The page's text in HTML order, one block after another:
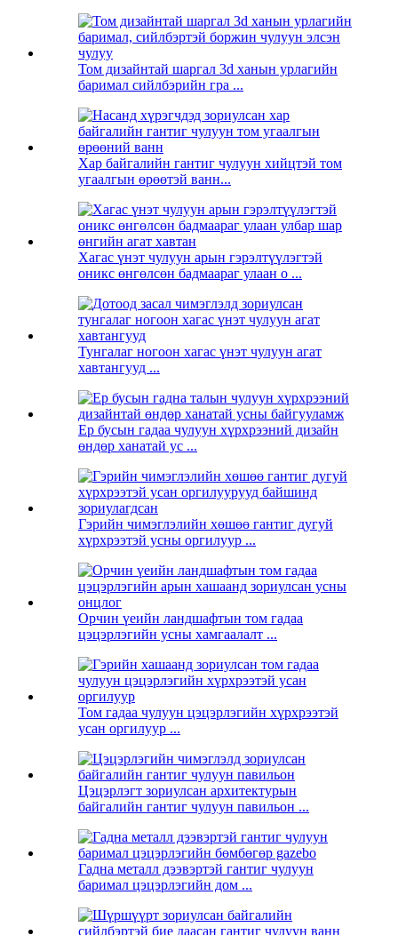
Том дизайнтай шаргал 3d ханын урлагийн
баримал сийлбэрийн гра ...
Хар байгалийн гантиг чулуун хийцтэй том
угаалгын өрөөтэй ванн...
Хагас үнэт чулуун арын гэрэлтүүлэгтэй
оникс өнгөлсөн бадмаараг улаан o ...
Тунгалаг ногоон хагас үнэт чулуун агат
хавтангууд ...
Ер бусын гадаа чулуун хүрхрээний дизайн
өндөр ханатай ус ...
Гэрийн чимэглэлийн хөшөө гантиг дугуй
хүрхрээтэй усны оргилуур ...
Орчин үеийн ландшафтын том гадаа
цэцэрлэгийн усны хамгаалалт ...
Том гадаа чулуун цэцэрлэгийн хүрхрээтэй
усан оргилуур ...
Цэцэрлэгт зориулсан архитектурын
байгалийн гантиг чулуун павильон ...
Гадна металл дээвэртэй гантиг чулуун
баримал цэцэрлэгийн дом ...